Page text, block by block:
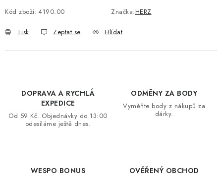
Kontakt
Obchodní podmínky
Podmínky ochrany osobních údajů
Moje objednávka
Kód zboží: 4190.00 Značka:HERZ
Tisk Zeptat se Hlídat
DOPRAVA A RYCHLÁ
EXPEDICE
Od 59 Kč. Objednávky do 13:00
odesíláme ještě dnes.
ODMĚNY ZA BODY
Vyměňte body z nákupů za
dárky.
WESPO BONUS OVĚŘENÝ OBCHOD